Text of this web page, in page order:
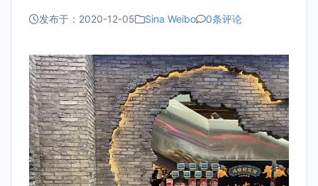
发布于：2020-12-05 Sina Weibo 0条评论